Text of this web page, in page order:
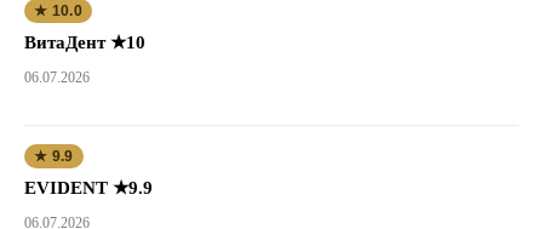
★ 10.0
ВитаДент ★10
06.07.2026
★ 9.9
EVIDENT ★9.9
06.07.2026